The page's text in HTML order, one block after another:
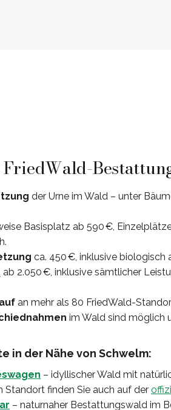
der Urne im Wald – unter
Basisplatz ab 590 €,
ca. 450 €, inklusive biologisch
ab 2.050 €, inklusive sämtlicher
an mehr als 80 FriedWald-
im Wald sind möglich
in der Nähe von Schwelm:
– idyllischer Wald mit
Standort finden Sie auch auf der
– naturnaher Bestattungswald im